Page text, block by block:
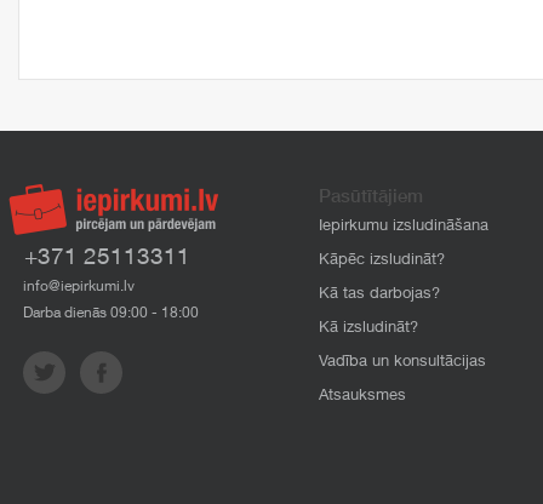
+371 25113311
info@iepirkumi.lv
Darba dienās 09:00 - 18:00
Pasūtītājiem
Iepirkumu izsludināšana
Kāpēc izsludināt?
Kā tas darbojas?
Kā izsludināt?
Vadība un konsultācijas
Atsauksmes